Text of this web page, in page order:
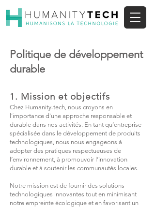
Politique de développement
durable
1. Mission et objectifs
Chez Humanity-tech, nous croyons en
l’importance d’une approche responsable et
durable dans nos activités. En tant qu’entreprise
spécialisée dans le développement de produits
technologiques, nous nous engageons à
adopter des pratiques respectueuses de
l’environnement, à promouvoir l’innovation
durable et à soutenir les communautés locales.
Notre mission est de fournir des solutions
technologiques innovantes tout en minimisant
notre empreinte écologique et en favorisant un